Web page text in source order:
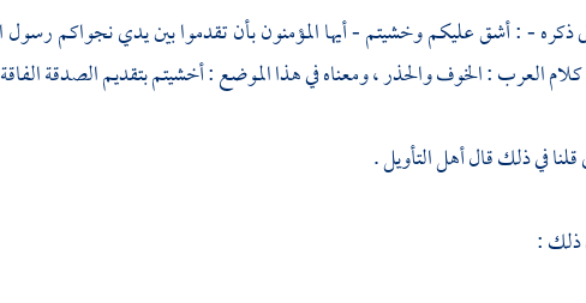
ذكره - : أشق عليكم وخشيتم - أيها المؤمنون بأن تقدموا بين يدي نجواكم
العرب : الخوف والحذر ، ومعناه في هذا الموضع : أخشيتم بتقديم الصدقة
في ذلك قال أهل التأويل .
ذلك :